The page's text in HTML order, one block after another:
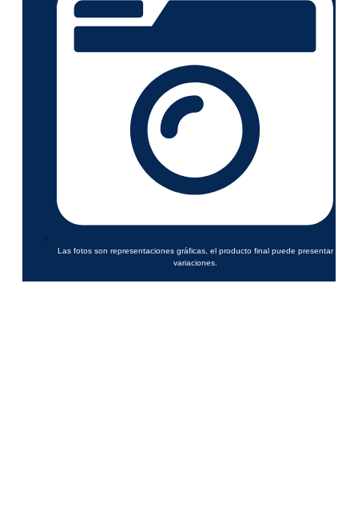
Las fotos son representaciones gráficas, el producto final puede presentar
variaciones.